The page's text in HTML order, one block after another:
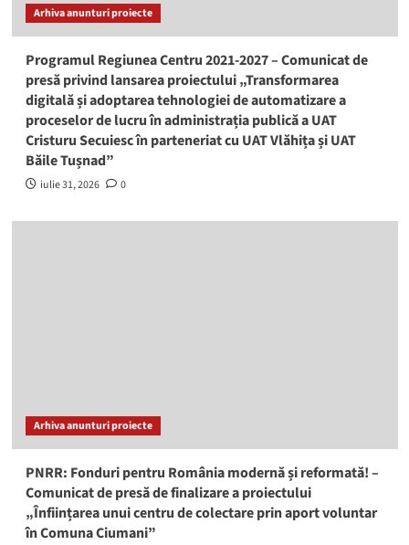
Arhiva anunturi proiecte
Programul Regiunea Centru 2021-2027 – Comunicat de
presă privind lansarea proiectului „Transformarea
digitală și adoptarea tehnologiei de automatizare a
proceselor de lucru în administrația publică a UAT
Cristuru Secuiesc în parteneriat cu UAT Vlăhița și UAT
Băile Tușnad”
iulie 31, 2026 0
Arhiva anunturi proiecte
PNRR: Fonduri pentru România modernă și reformată! –
Comunicat de presă de finalizare a proiectului
„Înființarea unui centru de colectare prin aport voluntar
în Comuna Ciumani”